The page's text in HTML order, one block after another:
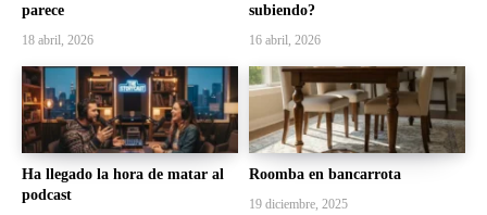
parece
18 abril, 2026
subiendo?
16 abril, 2026
Ha llegado la hora de matar al
podcast
Roomba en bancarrota
19 diciembre, 2025